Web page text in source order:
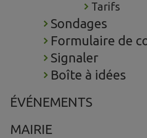
Tarifs
Sondages
Formulaire de
Signaler
Boîte à idées
ÉVÉNEMENTS
MAIRIE